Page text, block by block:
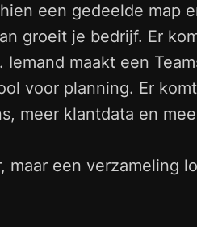
een gedeelde map
groeit je bedrijf. Er
maakt een
voor planning. Er
meer klantdata en
een verzameling